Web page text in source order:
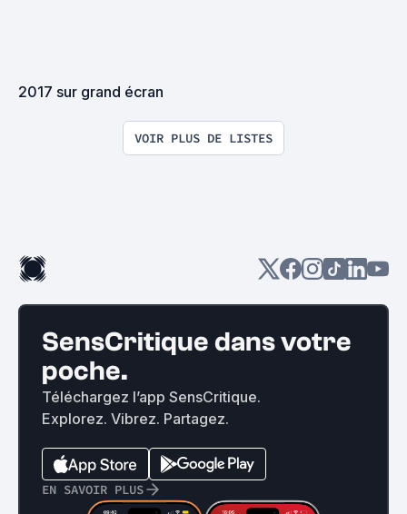
2017 sur grand écran
VOIR PLUS DE LISTES
SensCritique dans votre
poche.
Téléchargez l’app SensCritique.
Explorez. Vibrez. Partagez.
EN SAVOIR PLUS